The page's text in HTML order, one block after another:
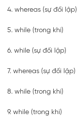
4. whereas (sự đối lập)
5. while (trong khi)
6. while (sự đối lập)
7. whereas (sự đối lập)
8. while (trong khi)
9. while (trong khi)